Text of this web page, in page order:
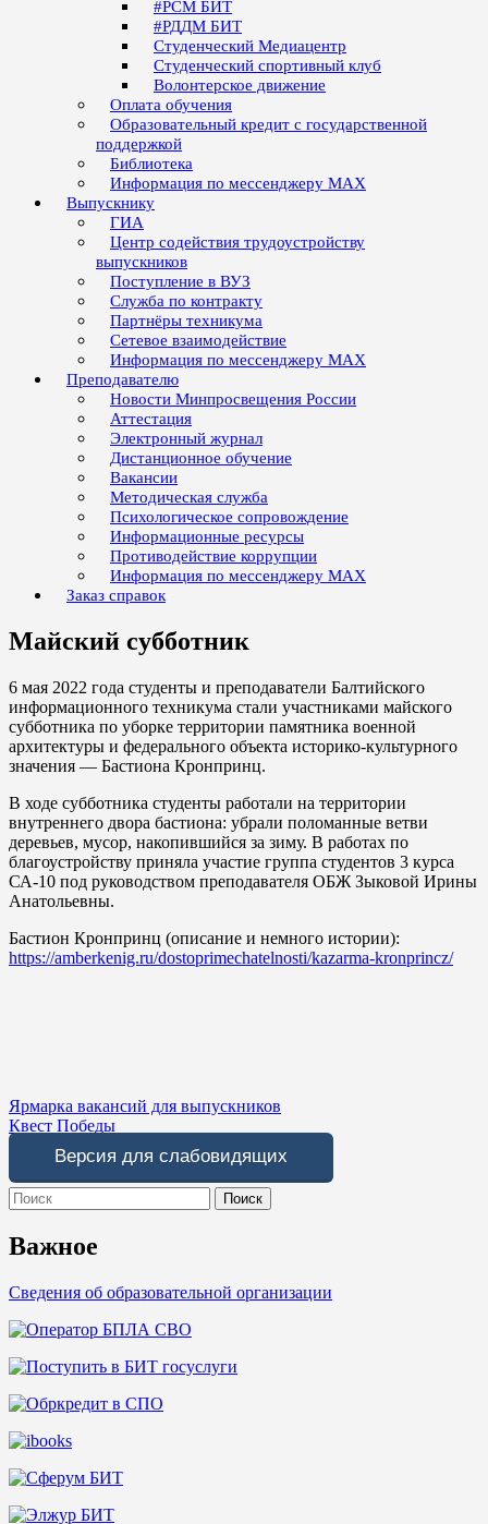
#РСМ БИТ
#РДДМ БИТ
Студенческий Медиацентр
Студенческий спортивный клуб
Волонтерское движение
Оплата обучения
Образовательный кредит с государственной
поддержкой
Библиотека
Информация по мессенджеру MAX
Выпускнику
ГИА
Центр содействия трудоустройству
выпускников
Поступление в ВУЗ
Служба по контракту
Партнёры техникума
Сетевое взаимодействие
Информация по мессенджеру MAX
Преподавателю
Новости Минпросвещения России
Аттестация
Электронный журнал
Дистанционное обучение
Вакансии
Методическая служба
Психологическое сопровождение
Информационные ресурсы
Противодействие коррупции
Информация по мессенджеру MAX
Заказ справок
Майский субботник
6 мая 2022 года студенты и преподаватели Балтийского
информационного техникума стали участниками майского
субботника по уборке территории памятника военной
архитектуры и федерального объекта историко-культурного
значения — Бастиона Кронпринц.
В ходе субботника студенты работали на территории
внутреннего двора бастиона: убрали поломанные ветви
деревьев, мусор, накопившийся за зиму. В работах по
благоустройству приняла участие группа студентов 3 курса
СА-10 под руководством преподавателя ОБЖ Зыковой Ирины
Анатольевны.
Бастион Кронпринц (описание и немного истории):
https://amberkenig.ru/dostoprimechatelnosti/kazarma-kronprincz/
Навигация
по
записям
Ярмарка вакансий для выпускников
Квест Победы
Версия для слабовидящих
Search
for:
Важное
Сведения об образовательной организации